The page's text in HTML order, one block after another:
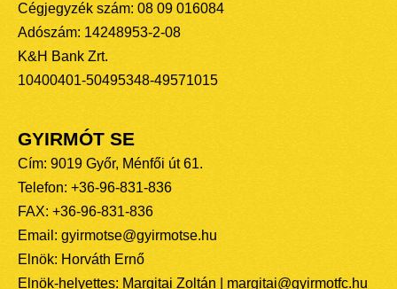
Cégjegyzék szám: 08 09 016084
Adószám: 14248953-2-08
K&H Bank Zrt.
10400401-50495348-49571015
GYIRMÓT SE
Cím: 9019 Győr, Ménfői út 61.
Telefon: +36-96-831-836
FAX: +36-96-831-836
Email: gyirmotse@gyirmotse.hu
Elnök: Horváth Ernő
Elnök-helyettes: Margitai Zoltán | margitai@gyirmotfc.hu